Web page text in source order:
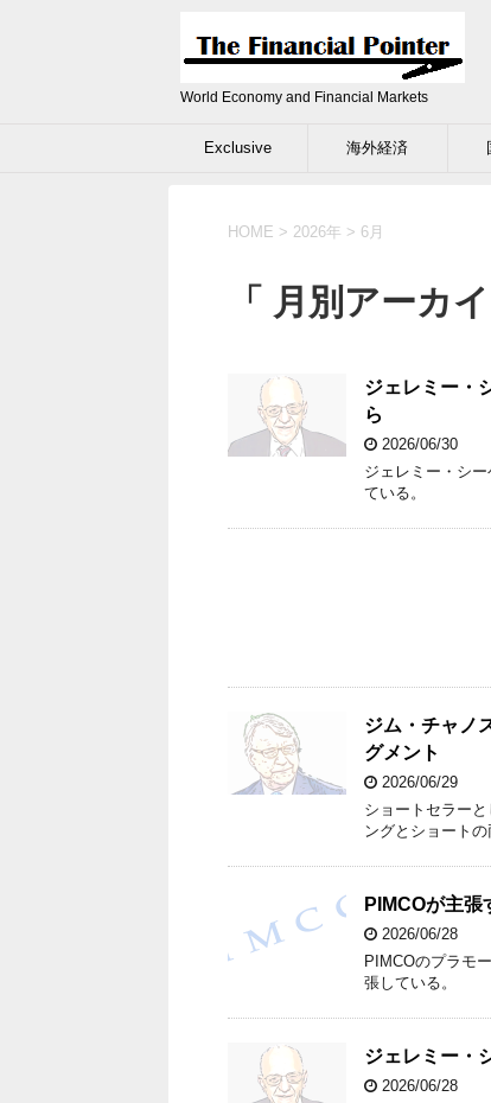
World Economy and Financial Markets
Exclusive 海外経済
HOME > 2026年 > 6月
「 月別アーカ
ジェレミー・
ら
2026/06/30
ジェレミー・シ
ている。
ジム・チャノ
グメント
2026/06/29
ショートセラー
ングとショートの
PIMCOが主
2026/06/28
PIMCOのプラモ
張している。
ジェレミー・
2026/06/28